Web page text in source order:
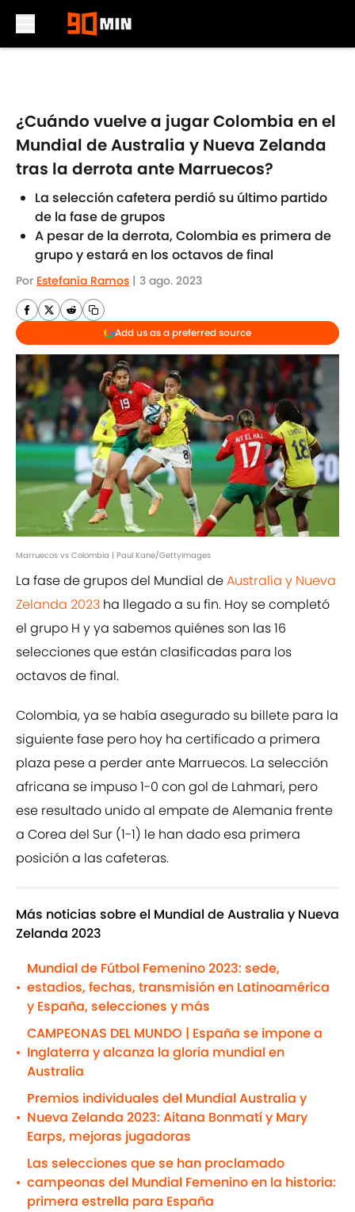
¿Cuándo vuelve a jugar Colombia en el
Mundial de Australia y Nueva Zelanda
tras la derrota ante Marruecos?
La selección cafetera perdió su último partido
de la fase de grupos
A pesar de la derrota, Colombia es primera de
grupo y estará en los octavos de final
Por Estefanía Ramos | 3 ago. 2023
Add us as a preferred source
Marruecos vs Colombia | Paul Kane/GettyImages
La fase de grupos del Mundial deAustralia y Nueva
Zelanda 2023 ha llegado a su fin. Hoy se completó
el grupo H y ya sabemos quiénes son las 16
selecciones que están clasificadas para los
octavos de final.
Colombia, ya se había asegurado su billete para la
siguiente fase pero hoy ha certificado a primera
plaza pese a perder ante Marruecos. La selección
africana se impuso 1-0 con gol de Lahmari, pero
ese resultado unido al empate de Alemania frente
a Corea del Sur (1-1) le han dado esa primera
posición a las cafeteras.
Más noticias sobre el Mundial de Australia y Nueva
Zelanda 2023
•
Mundial de Fútbol Femenino 2023: sede,
estadios, fechas, transmisión en Latinoamérica
y España, selecciones y más
•
CAMPEONAS DEL MUNDO | España se impone a
Inglaterra y alcanza la gloria mundial en
Australia
•
Premios individuales del Mundial Australia y
Nueva Zelanda 2023: Aitana Bonmatí y Mary
Earps, mejoras jugadoras
•
Las selecciones que se han proclamado
campeonas del Mundial Femenino en la historia:
primera estrella para España